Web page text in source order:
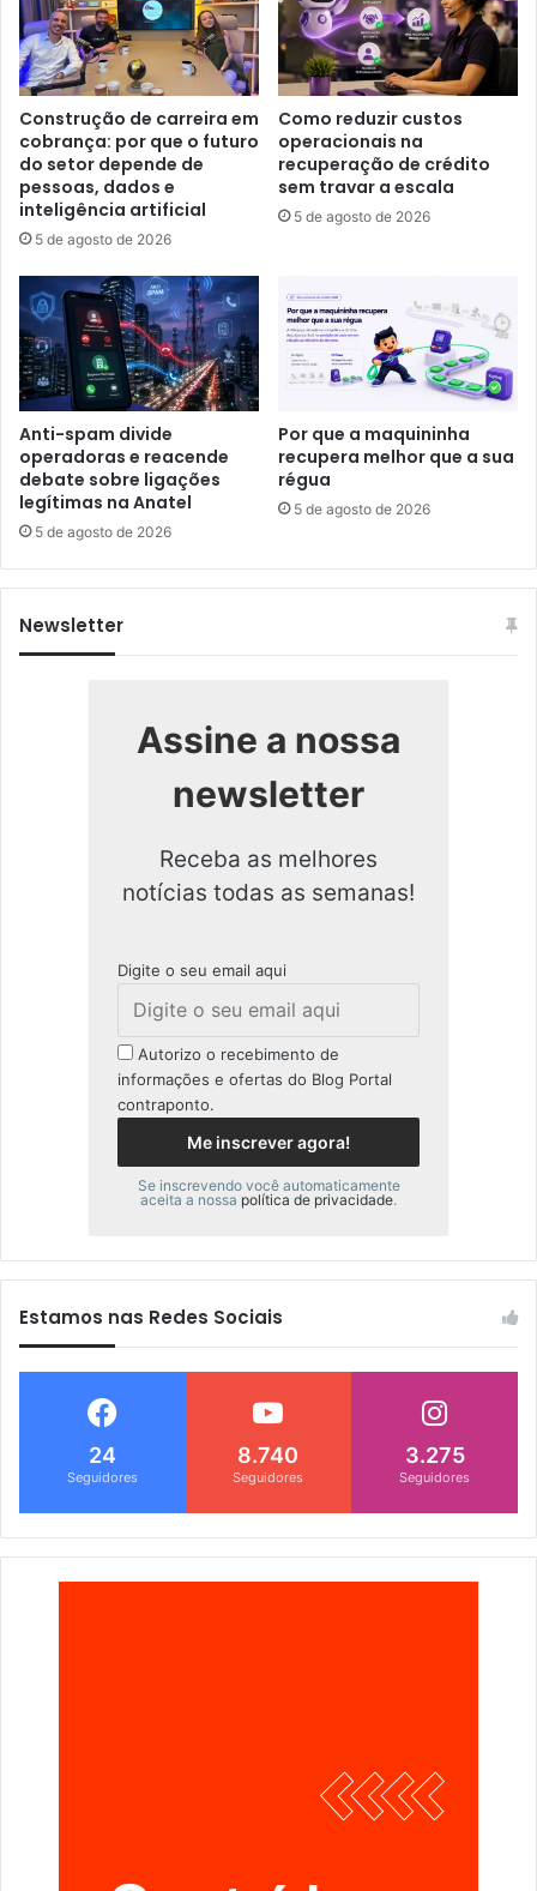
Construção de carreira em
cobrança: por que o futuro
do setor depende de
pessoas, dados e
inteligência artificial
5 de agosto de 2026
Como reduzir custos
operacionais na
recuperação de crédito
sem travar a escala
5 de agosto de 2026
Anti-spam divide
operadoras e reacende
debate sobre ligações
legítimas na Anatel
5 de agosto de 2026
Por que a maquininha
recupera melhor que a sua
régua
5 de agosto de 2026
Newsletter
Assine a nossa
newsletter
Receba as melhores
notícias todas as semanas!
Digite o seu email aqui
Autorizo o recebimento de
informações e ofertas do Blog Portal
contraponto.
Se inscrevendo você automaticamente
aceita a nossa política de privacidade.
Estamos nas Redes Sociais
24
Seguidores
8.740
Seguidores
3.275
Seguidores